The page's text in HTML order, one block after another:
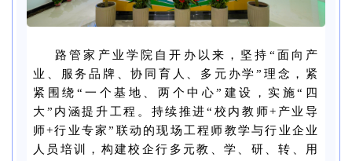
路管家产业学院自开办以来，坚持“面向产
业、服务品牌、协同育人、多元办学”理念，紧
紧围绕“一个基地、两个中心”建设，实施“四
大”内涵提升工程。持续推进“校内教师+产业导
师+行业专家”联动的现场工程师教学与行业企业
人员培训，构建校企行多元教、学、研、转、用